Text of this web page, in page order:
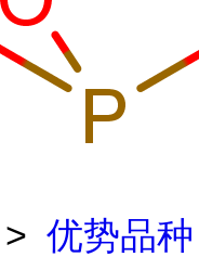
> 优势品种